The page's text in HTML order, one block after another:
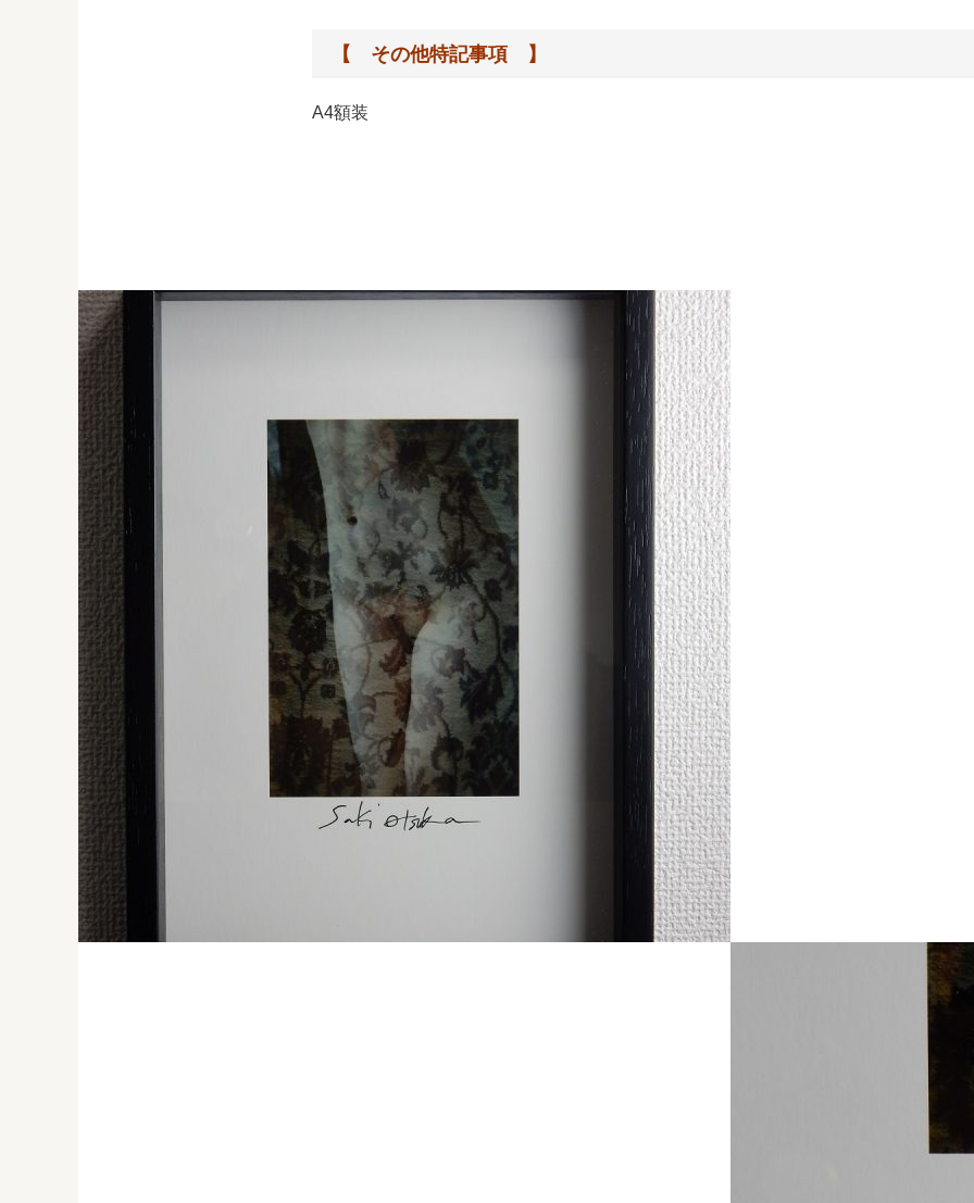
【 その他特記事項 】
A4額装